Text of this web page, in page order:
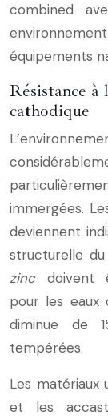
combined
équipements
Résistance
cathodique
immergées.
deviennent
structurelle du
zincdoivent
pour les eaux
diminue de
tempérées.
Les matériaux
et les